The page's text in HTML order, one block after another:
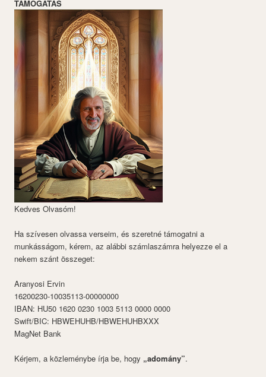
TÁMOGATÁS
Kedves Olvasóm!
Ha szívesen olvassa verseim, és szeretné támogatni a
munkásságom, kérem, az alábbi számlaszámra helyezze el a
nekem szánt összeget:
Aranyosi Ervin
16200230-10035113-00000000
IBAN: HU50 1620 0230 1003 5113 0000 0000
Swift/BIC: HBWEHUHB/HBWEHUHBXXX
MagNet Bank
Kérjem, a közleménybe írja be, hogy „adomány”.